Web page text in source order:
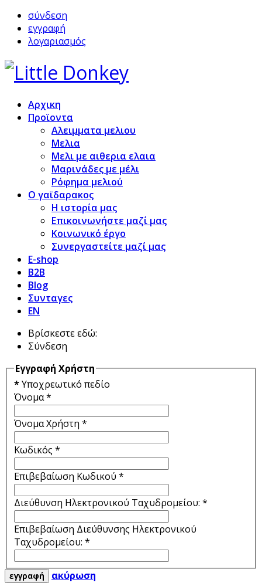
σύνδεση
εγγραφή
λογαριασμός
Αρχικη
Προϊoντα
Αλειμματα μελιου
Μελια
Μελι με αιθερια ελαια
Μαρινάδες με μέλι
Ρόφημα μελιού
Ο γαϊδαρακος
Η ιστορία μας
Επικοινωνήστε μαζί μας
Κοινωνικό έργο
Συνεργαστείτε μαζί μας
E-shop
B2B
Blog
Συνταγες
EN
Βρίσκεστε εδώ:
Σύνδεση
Εγγραφή Χρήστη
*Υποχρεωτικό πεδίο
Όνομα*
Όνομα Χρήστη *
Κωδικός *
Επιβεβαίωση Κωδικού *
Διεύθυνση Ηλεκτρονικού Ταχυδρομείου: *
Επιβεβαίωση Διεύθυνσης Ηλεκτρονικού
Ταχυδρομείου: *
εγγραφή ακύρωση